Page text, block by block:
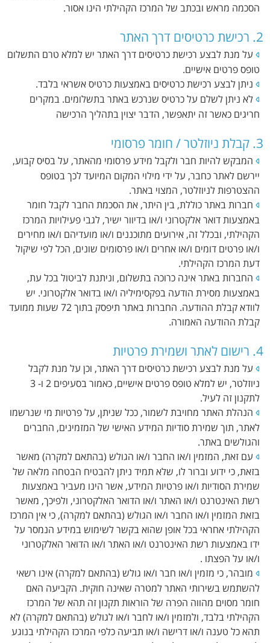
הסכמה מראש ובכתב של המרכז הקהילתי הינו אסור.
2. רכישת כרטיסים דרך האתר
על מנת לבצע רכישת כרטיסים דרך האתר יש למלא טרם התשלום
טופס פרטים אישיים.
ניתן לבצע רכישת כרטיסים באמצעות כרטיס אשראי בלבד.
לא ניתן לשלם על כרטיס שנרכש באתר בתשלומים. במקרים
חריגים כאשר זה יתאפשר, הדבר יצוין בתהליך הרכישה
3. קבלת ניוזלטר / חומר פרסומי
המבקש להיות חבר ולקבל מידע פרסומי מהאתר, על בסיס קבוע,
יירשם לאתר כחבר, על ידי מילוי המקום המיועד לכך בטופס
ההצטרפות לניוזלטר, המצוי באתר.
חברות באתר כוללת, בין היתר, את הסכמת החבר לקבל חומר
באמצעות דואר אלקטרוני ו/או בדיוור ישיר, לגבי פעילויות המרכז
הקהילתי, ובכלל זה, אירועים מתוכננים ו/או מועדיהם ו/או מחירים
ו/או פרטים דומים ו/או אחרים ו/או פרסומים שונים, הכל לפי שיקול
דעת המרכז הקהילתי.
החברות באתר אינה כרוכה בתשלום, וניתנת לביטול בכל עת,
באמצעות מסירת הודעה בפקסימיליה ו/או בדואר אלקטרוני. יש
לוודא קבלת ההודעה. החברות באתר תיפסק בתוך 72 שעות ממועד
קבלת ההודעה האמורה.
4. רישום לאתר ושמירת פרטיות
על מנת לבצע רכישת כרטיסים דרך האתר, וכן על מנת לקבל
ניוזלטר, יש למלא טופס פרטים אישיים, כאמור בסעיפים 2 ו- 3
לתקנון זה לעיל.
הנהלת האתר מחויבת לשמור, ככל שניתן, על פרטיות מי שנרשמו
לאתר, תוך שמירת סודיות המידע האישי של המזמינים, החברים
והגולשים באתר.
עם זאת, המזמין ו/או החבר ו/או הגולש (בהתאם למקרה) מאשר
בזאת, כי ידוע וברור לו, שלא תמיד ניתן להבטיח הבטחה מלאה של
שמירת הסודיות ו/או פרטיות המידע, אשר הינו מעביר באמצעות
רשת האינטרנט ו/או האתר ו/או הדואר האלקטרוני, ולפיכך, מאשר
בזאת המזמין ו/או החבר ו/או הגולש (בהתאם למקרה), כי אין המרכז
הקהילתי אחראי בכל אופן שהוא בקשר לשימוש במידע הנמסר על
ידו באמצעות רשת האינטרנט ו/או האתר ו/או הדואר האלקטרוני
ו/או על הפצתו .
מובהר, כי מזמין ו/או חבר ו/או גולש (בהתאם למקרה) אינו רשאי
להשתמש בשירותי האתר למטרה שאינה חוקית. הקביעה האם
חומר מסוים מהווה הפרה של הוראות תקנון זה תהא של המרכז
הקהילתי בלבד, ולמזמין ו/או לחבר ו/או לגולש (בהתאם למקרה) לא
תהא כל טענה ו/או דרישה ו/או תביעה כלפי המרכז הקהילתי בנוגע